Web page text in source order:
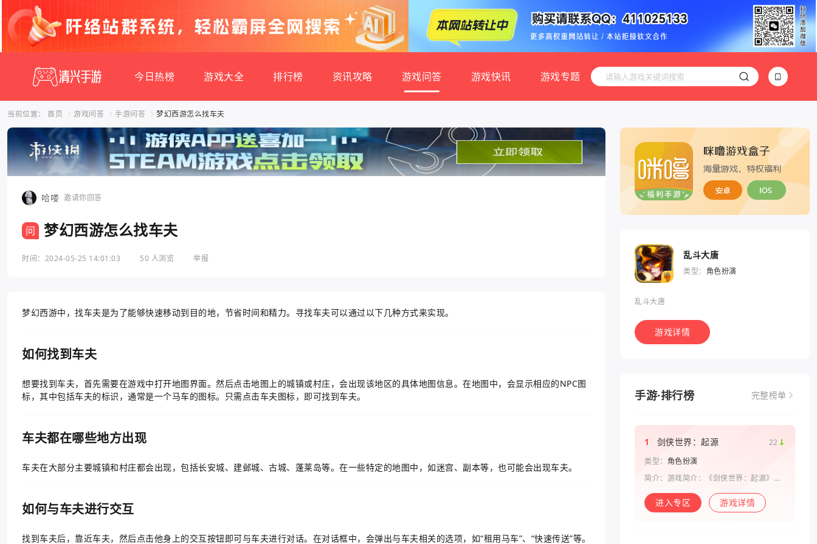
今日热榜 游戏大全 排行榜 资讯攻略 游戏问答 游戏快讯 游戏专题
当前位置： 首页 游戏问答 手游问答 梦幻西游怎么找车夫
哈喽 邀请你回答
问 梦幻西游怎么找车夫
时间：2024-05-25 14:01:03 50 人浏览 举报
梦幻西游中，找车夫是为了能够快速移动到目的地，节省时间和精力。寻找车夫可以通过以下几种方式来实现。
如何找到车夫
想要找到车夫，首先需要在游戏中打开地图界面。然后点击地图上的城镇或村庄，会出现该地区的具体地图信息。在地图中，会显示相应的NPC图
标，其中包括车夫的标识，通常是一个马车的图标。只需点击车夫图标，即可找到车夫。
车夫都在哪些地方出现
车夫在大部分主要城镇和村庄都会出现，包括长安城、建邺城、古城、蓬莱岛等。在一些特定的地图中，如迷宫、副本等，也可能会出现车夫。
如何与车夫进行交互
找到车夫后，靠近车夫，然后点击他身上的交互按钮即可与车夫进行对话。在对话框中，会弹出与车夫相关的选项，如“租用马车”、“快速传送”等。
乱斗大唐
类型： 角色扮演
乱斗大唐
游戏详情
手游·排行榜 完整榜单
1 剑侠世界：起源
22
类型： 角色扮演
简介：游戏简介：《剑侠世界：起源》是
系列手游。复刻《剑侠世界》端游玩法和
画面，还原“剑侠情缘”端游时代的特色设
进入专区 游戏详情